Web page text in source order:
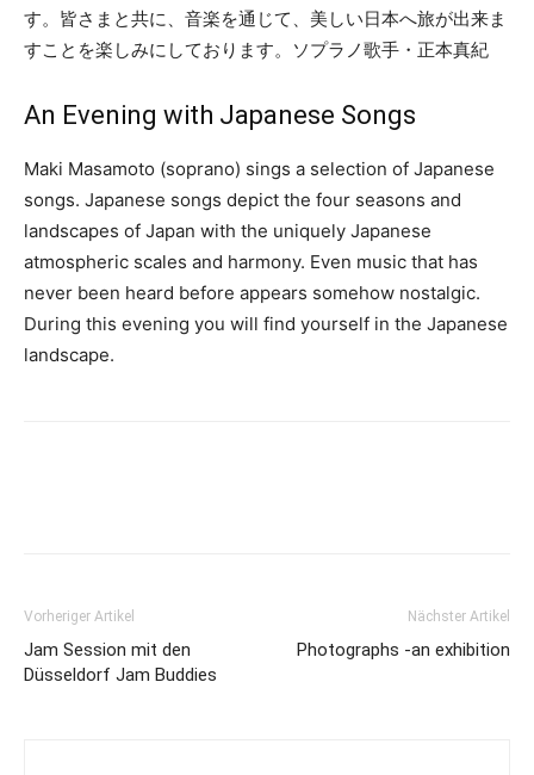
す。皆さまと共に、音楽を通じて、美しい日本へ旅が出来ま
すことを楽しみにしております。ソプラノ歌手・正本真紀
An Evening with Japanese Songs
Maki Masamoto (soprano) sings a selection of Japanese
songs. Japanese songs depict the four seasons and
landscapes of Japan with the uniquely Japanese
atmospheric scales and harmony. Even music that has
never been heard before appears somehow nostalgic.
During this evening you will find yourself in the Japanese
landscape.
Vorheriger Artikel
Jam Session mit den
Düsseldorf Jam Buddies
Nächster Artikel
Photographs -an exhibition